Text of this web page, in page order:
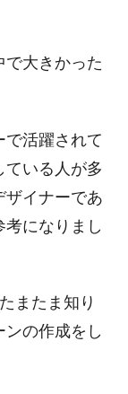
大きかった
活躍されて
ている人が多
ザイナーであ
になりまし
またま知り
の作成をし